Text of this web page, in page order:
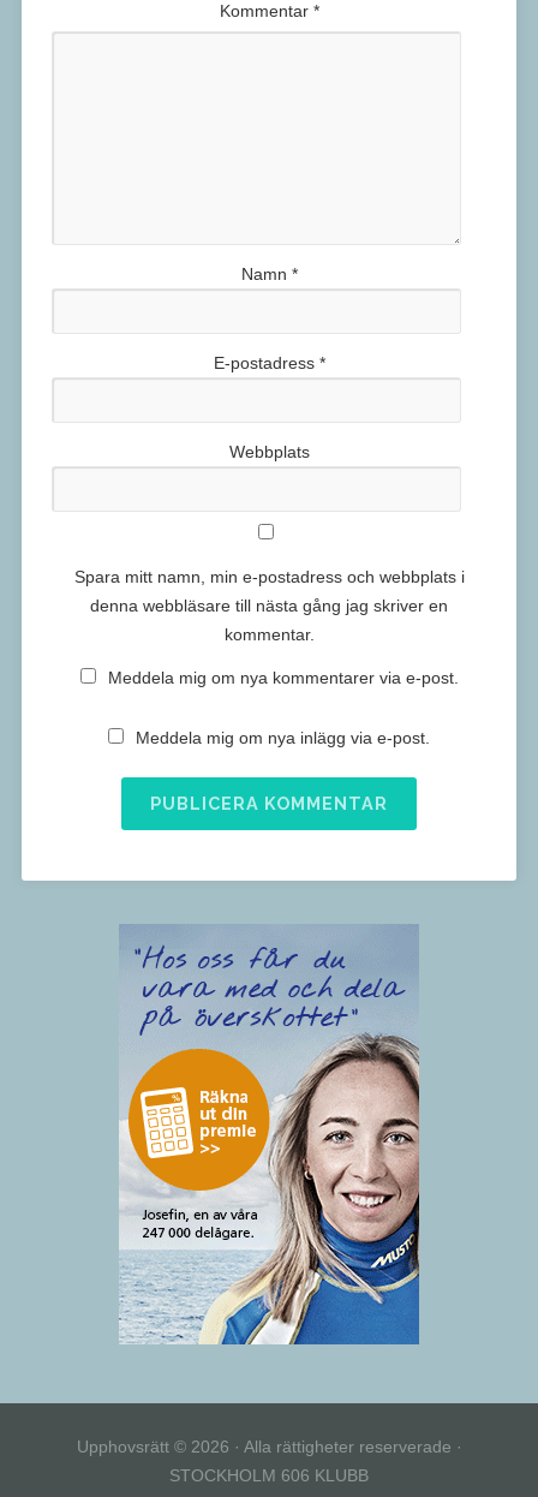
Kommentar *
Namn *
E-postadress *
Webbplats
Spara mitt namn, min e-postadress och webbplats i
denna webbläsare till nästa gång jag skriver en
kommentar.
Meddela mig om nya kommentarer via e-post.
Meddela mig om nya inlägg via e-post.
Upphovsrätt © 2026 · Alla rättigheter reserverade ·
STOCKHOLM 606 KLUBB